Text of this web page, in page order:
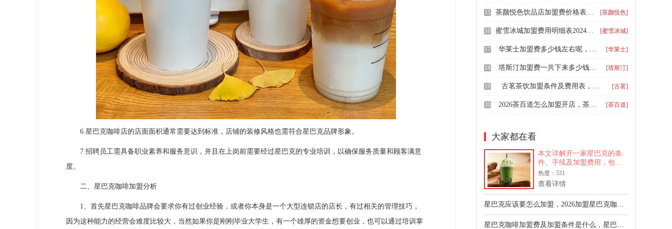
6.星巴克咖啡店的店面面积通常需要达到标准，店铺的装修风格也需符合星巴克品牌形象。
7.招聘员工需具备职业素养和服务意识，并且在上岗前需要经过星巴克的专业培训，以确保服务质量和顾客满意
度。
二、星巴克咖啡加盟分析
1、首先星巴克咖啡品牌会要求你有过创业经验，或者你本身是一个大型连锁店的店长，有过相关的管理技巧，
因为这种能力的经营会难度比较大，当然如果你是刚刚毕业大学生，有一个雄厚的资金想要创业，也可以通过培训掌
15 茶颜悦色饮品店加盟费价格表，开一间茶颜悦色奶茶加盟店费多少钱啊 [茶颜悦色]
16 蜜雪冰城加盟费用明细表2024，蜜雪冰城加盟费多少钱可以加盟 [蜜雪冰城]
17 华莱士加盟费多少钱左右呢，开一家华莱士加盟费多少钱 [华莱士]
18 塔斯汀加盟费一共下来多少钱，塔斯汀开店加盟费用多少钱呢 [塔斯汀]
19 古茗茶饮加盟条件及费用表，古茗加盟费明细表2026年 [古茗]
20 2026茶百道怎么加盟开店，茶百道加盟费及加盟条件一览表 [茶百道]
大家都在看
本文详解开一家星巴克的条
件、手续及加盟费用，包括
资金实力、场地要求、管理
能力等条件，开店手续流
程，以及品牌合作费、租
业者了解合作信息。
热度：531
查看详情
星巴克应该要怎么加盟，2026加盟星巴克咖啡投资多少钱
星巴克咖啡加盟费及加盟条件是什么，星巴克品牌加盟的费用多少钱